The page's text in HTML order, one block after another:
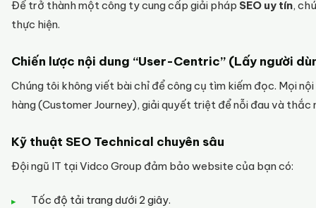
Để trở thành một công ty cung cấp giải pháp SEO uy tín,
thực hiện.
Chiến lược nội dung “User-Centric” (Lấy người
Chúng tôi không viết bài chỉ để công cụ tìm kiếm đọc. Mọi
hàng (Customer Journey), giải quyết triệt để nỗi đau và thắc
Kỹ thuật SEO Technical chuyên sâu
Đội ngũ IT tại Vidco Group đảm bảo website của bạn có:
Tốc độ tải trang dưới 2 giây.